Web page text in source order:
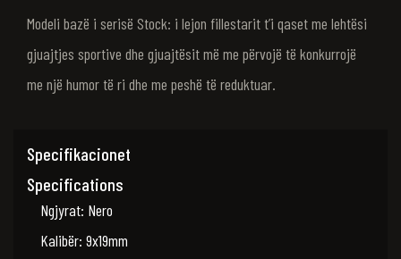
Modeli bazë i serisë Stock: i lejon fillestarit t’i qaset me lehtësi
gjuajtjes sportive dhe gjuajtësit më me përvojë të konkurrojë
me një humor të ri dhe me peshë të reduktuar.
Specifikacionet
Specifications
Ngjyrat: Nero
Kalibër: 9x19mm